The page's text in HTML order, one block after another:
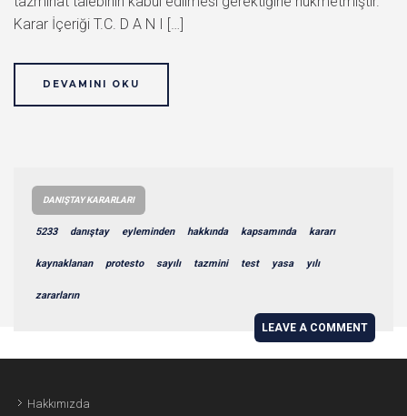
Karar İçeriği T.C. D A N I […]
DEVAMINI OKU
DANIŞTAY KARARLARI
5233 danıştay eyleminden hakkında kapsamında kararı
kaynaklanan protesto sayılı tazmini test yasa yılı
zararların
LEAVE A COMMENT
Hakkımızda